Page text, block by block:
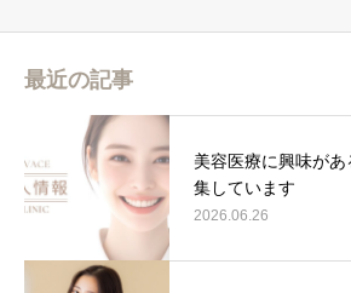
最近の記事
美容医療に興味が
集しています
2026.06.26